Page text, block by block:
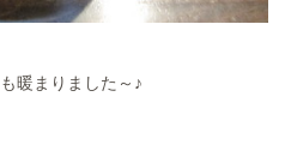
暖まりました～♪